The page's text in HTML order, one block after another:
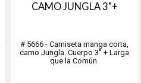
CAMO JUNGLA 3"+
# 5666 - Camiseta manga corta,
camo Jungla. Cuerpo 3" + Larga
que la Común.